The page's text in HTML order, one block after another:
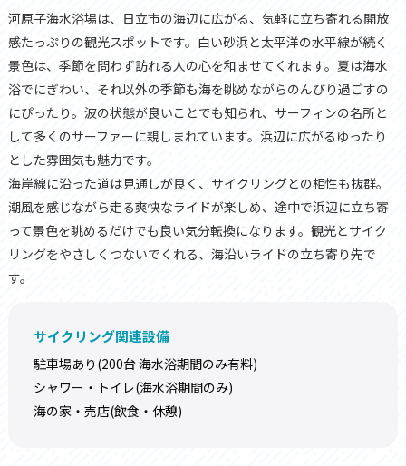
河原子海水浴場は、日立市の海辺に広がる、気軽に立ち寄れる開放
感たっぷりの観光スポットです。白い砂浜と太平洋の水平線が続く
景色は、季節を問わず訪れる人の心を和ませてくれます。夏は海水
浴でにぎわい、それ以外の季節も海を眺めながらのんびり過ごすの
にぴったり。波の状態が良いことでも知られ、サーフィンの名所と
して多くのサーファーに親しまれています。浜辺に広がるゆったり
とした雰囲気も魅力です。
海岸線に沿った道は見通しが良く、サイクリングとの相性も抜群。
潮風を感じながら走る爽快なライドが楽しめ、途中で浜辺に立ち寄
って景色を眺めるだけでも良い気分転換になります。観光とサイク
リングをやさしくつないでくれる、海沿いライドの立ち寄り先で
す。
サイクリング関連設備
駐車場あり(200台 海水浴期間のみ有料)
シャワー・トイレ(海水浴期間のみ)
海の家・売店(飲食・休憩)